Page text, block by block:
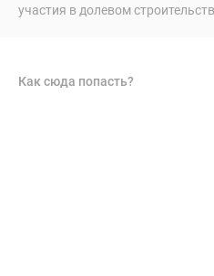
участия в долевом
Как сюда попасть?